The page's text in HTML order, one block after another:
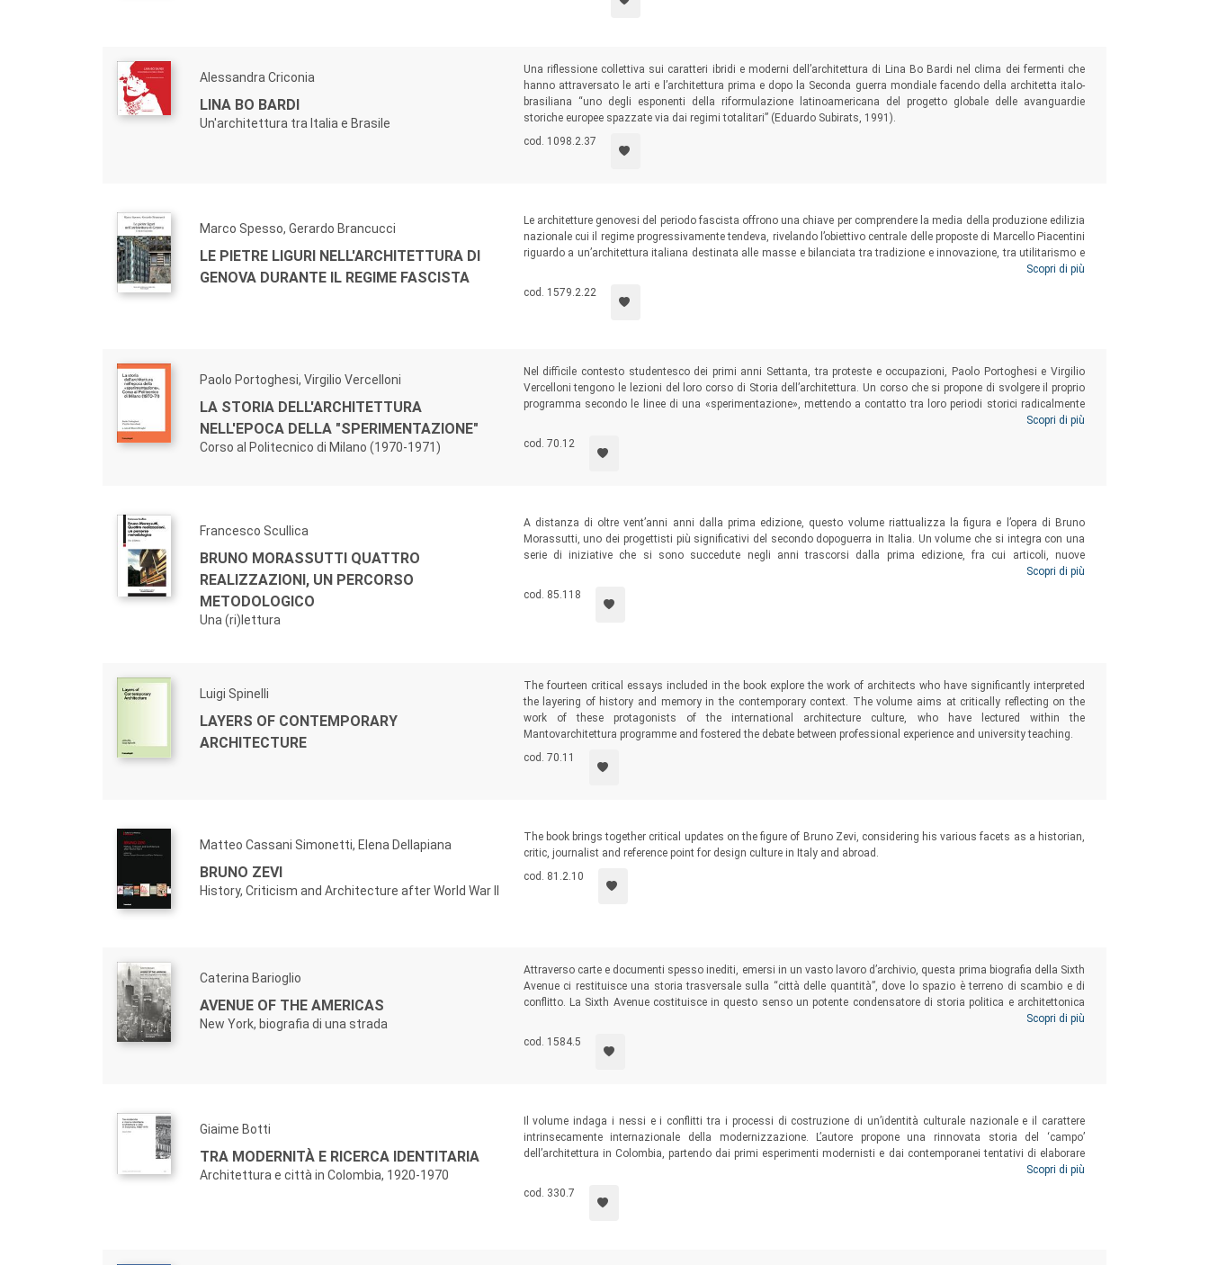
Alessandra Criconia
LINA BO BARDI
Un'architettura tra Italia e Brasile
Una riflessione collettiva sui caratteri ibridi e moderni dell’architettura di Lina Bo Bardi nel clima dei fermenti che
hanno attraversato le arti e l’architettura prima e dopo la Seconda guerra mondiale facendo della architetta italo-
brasiliana “uno degli esponenti della riformulazione latinoamericana del progetto globale delle avanguardie
storiche europee spazzate via dai regimi totalitari” (Eduardo Subirats, 1991).
cod. 1098.2.37
Marco Spesso, Gerardo Brancucci
LE PIETRE LIGURI NELL'ARCHITETTURA DI
GENOVA DURANTE IL REGIME FASCISTA
Le architetture genovesi del periodo fascista offrono una chiave per comprendere la media della produzione edilizia
nazionale cui il regime progressivamente tendeva, rivelando l’obiettivo centrale delle proposte di Marcello Piacentini
riguardo a un’architettura italiana destinata alle masse e bilanciata tra tradizione e innovazione, tra utilitarismo e
qualità. Le pietre liguri ne costituirono una componente espressiva fondamentale nei valori tettonici, materici e
cromatici, come questo volume ci mostra.
Scopri di più
cod. 1579.2.22
Paolo Portoghesi, Virgilio Vercelloni
LA STORIA DELL'ARCHITETTURA
NELL'EPOCA DELLA "SPERIMENTAZIONE"
Corso al Politecnico di Milano (1970-1971)
Nel difficile contesto studentesco dei primi anni Settanta, tra proteste e occupazioni, Paolo Portoghesi e Virgilio
Vercelloni tengono le lezioni del loro corso di Storia dell’architettura. Un corso che si propone di svolgere il proprio
programma secondo le linee di una «sperimentazione», mettendo a contatto tra loro periodi storici radicalmente
diversi, secondo una modalità che evoca – fors’anche inconsapevolmente – l’idea materialistico-«teologica» di
Walter Benjamin di «far saltare il
Scopri di più
cod. 70.12
Francesco Scullica
BRUNO MORASSUTTI QUATTRO
REALIZZAZIONI, UN PERCORSO
METODOLOGICO
Una (ri)lettura
A distanza di oltre vent’anni anni dalla prima edizione, questo volume riattualizza la figura e l’opera di Bruno
Morassutti, uno dei progettisti più significativi del secondo dopoguerra in Italia. Un volume che si integra con una
serie di iniziative che si sono succedute negli anni trascorsi dalla prima edizione, fra cui articoli, nuove
pubblicazioni, studi, ricerche e mostre che manifestano ancora oggi l’originalità e l’attualità del suo operato, a
cavallo tra architettura e disegno industriale.
Scopri di più
cod. 85.118
Luigi Spinelli
LAYERS OF CONTEMPORARY
ARCHITECTURE
The fourteen critical essays included in the book explore the work of architects who have significantly interpreted
the layering of history and memory in the contemporary context. The volume aims at critically reflecting on the
work of these protagonists of the international architecture culture, who have lectured within the
Mantovarchitettura programme and fostered the debate between professional experience and university teaching.
cod. 70.11
Matteo Cassani Simonetti, Elena Dellapiana
BRUNO ZEVI
History, Criticism and Architecture after World War II
The book brings together critical updates on the figure of Bruno Zevi, considering his various facets as a historian,
critic, journalist and reference point for design culture in Italy and abroad.
cod. 81.2.10
Caterina Barioglio
AVENUE OF THE AMERICAS
New York, biografia di una strada
Attraverso carte e documenti spesso inediti, emersi in un vasto lavoro d’archivio, questa prima biografia della Sixth
Avenue ci restituisce una storia trasversale sulla “città delle quantità”, dove lo spazio è terreno di scambio e di
conflitto. La Sixth Avenue costituisce in questo senso un potente condensatore di storia politica e architettonica
che intercetta diverse stagioni della pianificazione di New York, offrendo una lente attraverso cui rileggere alcuni dei
momenti più significativi della cultura urbana nordamericana.
Scopri di più
cod. 1584.5
Giaime Botti
TRA MODERNITÀ E RICERCA IDENTITARIA
Architettura e città in Colombia, 1920-1970
Il volume indaga i nessi e i conflitti tra i processi di costruzione di un’identità culturale nazionale e il carattere
intrinsecamente internazionale della modernizzazione. L’autore propone una rinnovata storia del ‘campo’
dell’architettura in Colombia, partendo dai primi esperimenti modernisti e dai contemporanei tentativi di elaborare
proposte architettoniche ‘nazionali’, fino alla piena affermazione del modernismo internazionale nel secondo
dopoguerra.
Scopri di più
cod. 330.7